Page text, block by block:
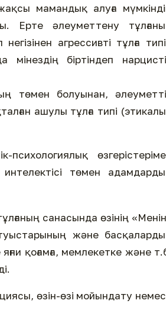
мамандық алуға
Ерте әлеуметтену
агрессивті тұлға
мінездің біртіндеп
төмен болуынан,
ашулы тұлға типі
төмен
санасында өзінің
және
қоғамға, мемлекетке және
өзін-өзі мойындату